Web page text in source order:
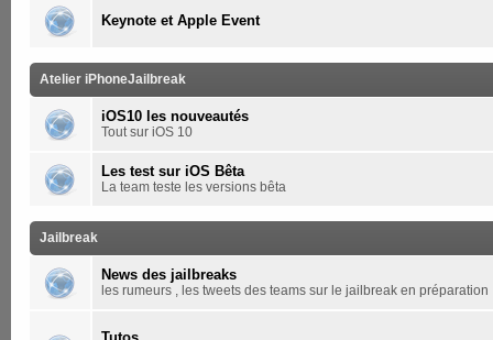
Keynote et Apple Event
Atelier iPhoneJailbreak
iOS10 les nouveautés
Tout sur iOS 10
Les test sur iOS Bêta
La team teste les versions bêta
Jailbreak
News des jailbreaks
les rumeurs , les tweets des teams sur le jailbreak en préparation